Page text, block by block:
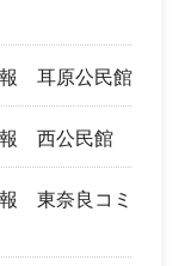
報 耳原公民館
報 西公民館
東奈良コミ